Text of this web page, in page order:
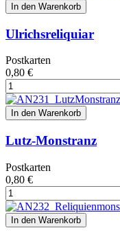
In den Warenkorb
Ulrichsreliquiar
Postkarten
0,80 €
In den Warenkorb
Lutz-Monstranz
Postkarten
0,80 €
In den Warenkorb